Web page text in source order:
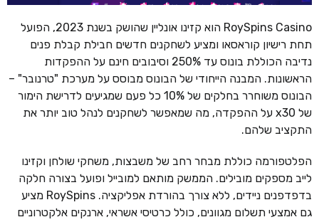
RoySpins Casino הוא קזינו אונליין שהושק בשנת 2023, הפועל
תחת רישיון קוראסאו ומציע לשחקנים חדשים חבילת קבלת פנים
נדיבה הכוללת בונוס עד 250% וסיבובים חינם על ההפקדות
הראשונות. המבנה הייחודי של הבונוס מבוסס על מערכת "טרנובר" –
הבונוס משוחרר בחלקים של 10% כל פעם שמגיעים לדרישת הימור
של x30 על ההפקדה, מה שמאפשר לשחקנים לנהל טוב יותר את
התקציב שלהם.
הפלטפורמה כוללת מבחר רחב של משבצות, משחקי שולחן וקזינו
לייב מספקים מובילים. הממשק מותאם למובייל ופועל בצורה חלקה
בדפדפנים ניידים, ללא צורך בהורדת אפליקציה. RoySpins מציע
גם אמצעי תשלום מגוונים, כולל כרטיסי אשראי, ארנקים אלקטרוניים